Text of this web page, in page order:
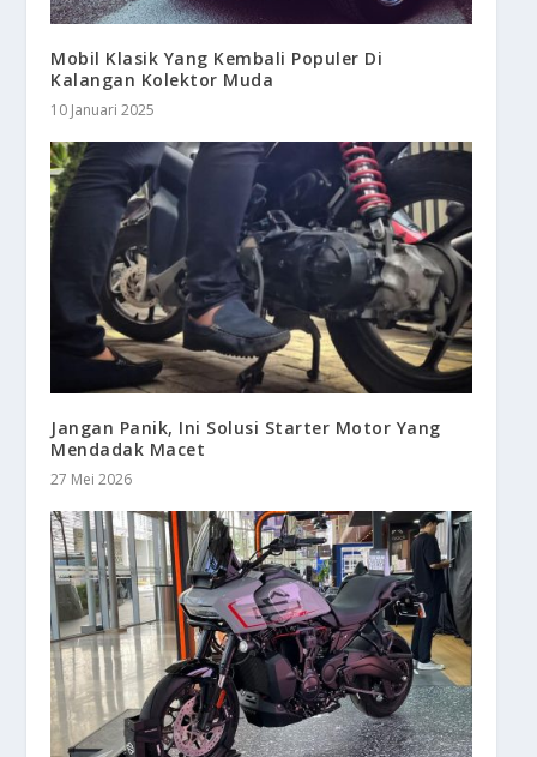
Mobil Klasik Yang Kembali Populer Di
Kalangan Kolektor Muda
10 Januari 2025
Jangan Panik, Ini Solusi Starter Motor Yang
Mendadak Macet
27 Mei 2026